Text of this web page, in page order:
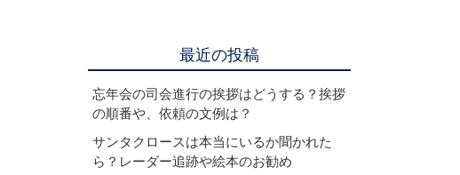
最近の投稿
忘年会の司会進行の挨拶はどうする？挨拶
の順番や、依頼の文例は？
サンタクロースは本当にいるか聞かれた
ら？レーダー追跡や絵本のお勧め